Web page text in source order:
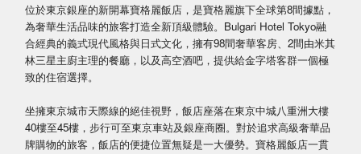
位於東京銀座的新開幕寶格麗飯店，是寶格麗旗下全球第8間據點，
為奢華生活品味的旅客打造全新頂級體驗。Bulgari Hotel Tokyo融
合經典的義式現代風格與日式文化，擁有98間奢華客房、2間由米其
林三星主廚主理的餐廳，以及高空酒吧，提供給金字塔客群一個極
致的住宿選擇。
坐擁東京城市天際線的絕佳視野，飯店座落在東京中城八重洲大樓
40樓至45樓，步行可至東京車站及銀座商圈。對於追求高級奢華品
牌購物的旅客，飯店的便捷位置無疑是一大優勢。寶格麗飯店一貫